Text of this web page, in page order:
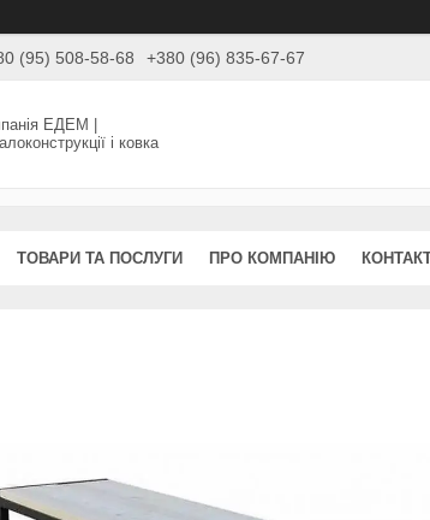
(95) 508-58-68 +380 (96) 835-67-67
ЕДЕМ |
і ковка
ТОВАРИ ТА ПОСЛУГИ ПРО КОМПАНІЮ